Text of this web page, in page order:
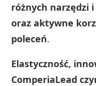
różnych narzędzi
oraz aktywne
poleceń.
Elastyczność,
ComperiaLead